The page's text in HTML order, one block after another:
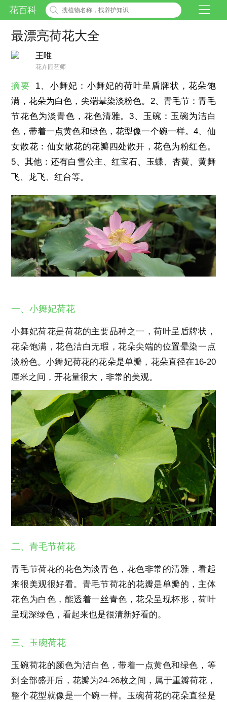
花百科
最漂亮荷花大全
王唯
花卉园艺师
摘要
1、小舞妃：小舞妃的荷叶呈盾牌状，花朵饱
满，花朵为白色，尖端晕染淡粉色。2、青毛节：青毛
节花色为淡青色，花色清雅。3、玉碗：玉碗为洁白
色，带着一点黄色和绿色，花型像一个碗一样。4、仙
女散花：仙女散花的花瓣四处散开，花色为粉红色。
5、其他：还有白雪公主、红宝石、玉蝶、杏黄、黄舞
飞、龙飞、红台等。
一、小舞妃荷花
小舞妃荷花是荷花的主要品种之一，荷叶呈盾牌状，
花朵饱满，花色洁白无瑕，花朵尖端的位置晕染一点
淡粉色。小舞妃荷花的花朵是单瓣，花朵直径在16-20
厘米之间，开花量很大，非常的美观。
二、青毛节荷花
青毛节荷花的花色为淡青色，花色非常的清雅，看起
来很美观很好看。青毛节荷花的花瓣是单瓣的，主体
花色为白色，能透着一丝青色，花朵呈现杯形，荷叶
呈现深绿色，看起来也是很清新好看的。
三、玉碗荷花
玉碗荷花的颜色为洁白色，带着一点黄色和绿色，等
到全部盛开后，花瓣为24-26枚之间，属于重瓣荷花，
整个花型就像是一个碗一样。玉碗荷花的花朵直径是